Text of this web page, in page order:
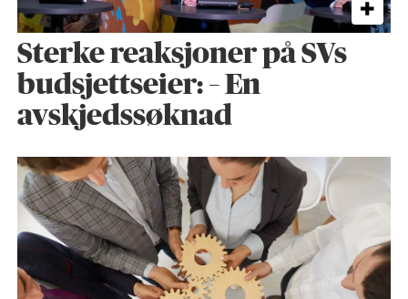
Sterke reaksjoner på SVs
budsjettseier: – En
avskjedssøknad